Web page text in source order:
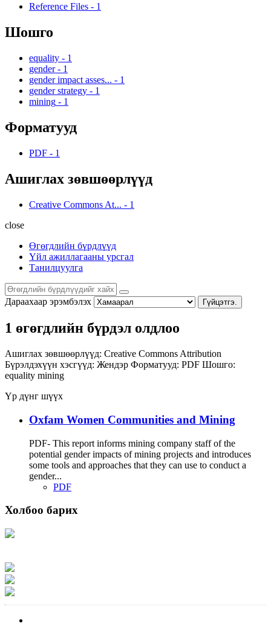
Reference Files - 1
Шошго
equality - 1
gender - 1
gender impact asses... - 1
gender strategy - 1
mining - 1
Форматууд
PDF - 1
Ашиглах зөвшөөрлүүд
Creative Commons At... - 1
close
Өгөгдлийн бүрдлүүд
Үйл ажиллагааны урсгал
Танилцуулга
Дараахаар эрэмбэлэх Гүйцэтгэ.
1 өгөгдлийн бүрдэл олдлоо
Ашиглах зөвшөөрлүүд: Creative Commons Attribution
Бүрэлдэхүүн хэсгүүд: Жендэр Форматууд: PDF Шошго:
equality mining
Үр дүнг шүүх
Oxfam Women Communities and Mining
PDF- This report informs mining company staff of the
potential gender impacts of mining projects and introduces
some tools and approaches that they can use to conduct a
gender...
PDF
Холбоо барих